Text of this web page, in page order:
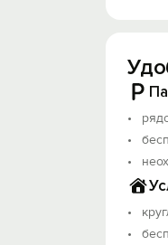
-
А
До
До
До
До
До ж/
До